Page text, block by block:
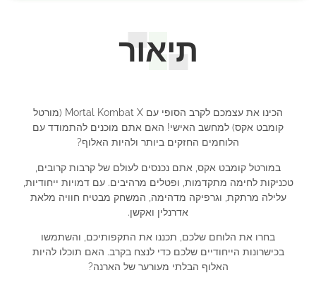
תיאור
הכינו את עצמכם לקרב הסופי עם Mortal Kombat X (מורטל
קומבט אקס) למחשב האישי! האם אתם מוכנים להתמודד עם
הלוחמים החזקים ביותר ולהיות האלוף?
במורטל קומבט אקס, אתם נכנסים לעולם של קרבות קרובים,
טכניקות לחימה מתקדמות, ופטלים מרהיבים. עם דמויות ייחודיות,
עלילה מרתקת, וגרפיקה מדהימה, המשחק מבטיח חוויה מלאת
אדרנלין ואקשן.
בחרו את הלוחם שלכם, תכננו את התקפותיכם, והשתמשו
בכישרונות הייחודיים שלכם כדי לנצח בקרב. האם תוכלו להיות
האלוף הבלתי מעורער של הארנה?